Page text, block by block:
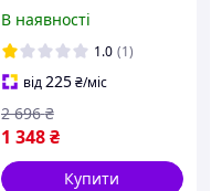
лобзик із лазером 950
вт
В наявності
1.0 (1)
від225 ₴/міс
1 348 ₴
2 696 ₴
Купити